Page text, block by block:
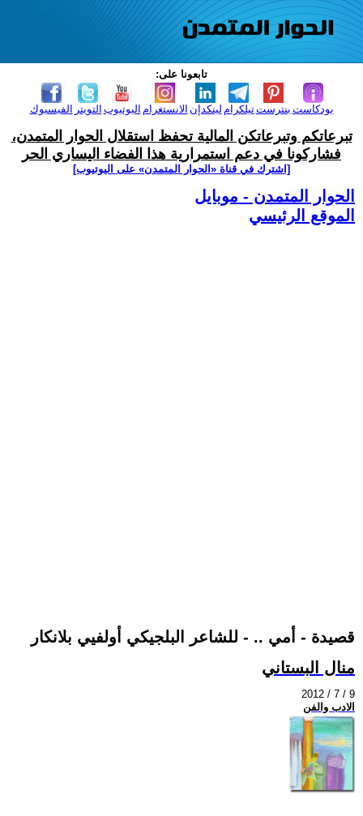
تابعونا على:
الفيسبوك التويتر اليوتيوب الانستغرام لينكدإن تيلكرامبنترست بودكاست
تبرعاتكم وتبرعاتكن المالية تحفظ استقلال الحوار المتمدن،
فشاركونا في دعم استمرارية هذا الفضاء اليساري الحر
[اشترك في قناة ‫«الحوار المتمدن» على اليوتيوب]
الحوار المتمدن - موبايل
الموقع الرئيسي
قصيدة - أمي .. - للشاعر البلجيكي أولفيي بلانكار
منال البستاني
2012 / 7 / 9
الادب والفن